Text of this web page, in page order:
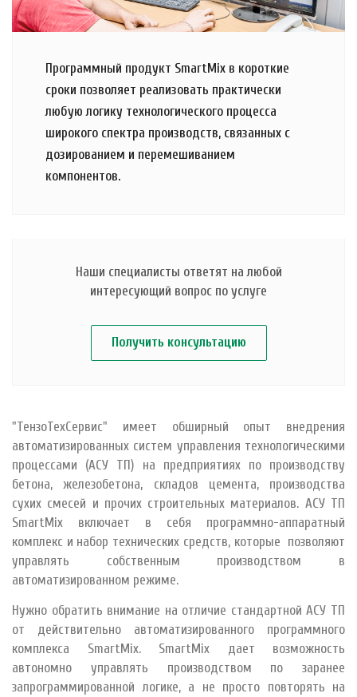
Программный продукт SmartMix в короткие
сроки позволяет реализовать практически
любую логику технологического процесса
широкого спектра производств, связанных с
дозированием и перемешиванием
компонентов.
Наши специалисты ответят на любой
интересующий вопрос по услуге
Получить консультацию
"ТензоТехСервис" имеет обширный опыт внедрения
автоматизированных систем управления технологическими
процессами (АСУ ТП) на предприятиях по производству
бетона, железобетона, складов цемента, производства
сухих смесей и прочих строительных материалов. АСУ ТП
SmartMix включает в себя программно-аппаратный
комплекс и набор технических средств, которые позволяют
управлять собственным производством в
автоматизированном режиме.
Нужно обратить внимание на отличие стандартной АСУ ТП
от действительно автоматизированного программного
комплекса SmartMix. SmartMix дает возможность
автономно управлять производством по заранее
запрограммированной логике, а не просто повторять на